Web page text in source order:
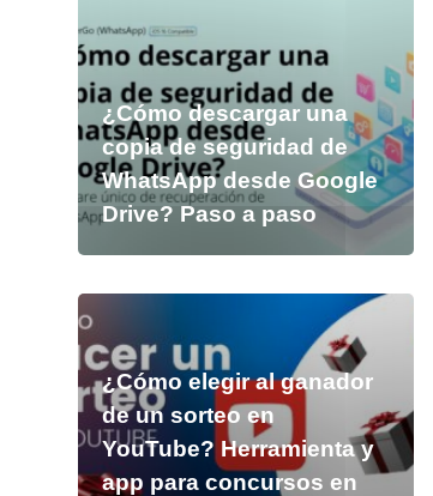
¿Cómo descargar una
copia de seguridad de
WhatsApp desde Google
Drive? Paso a paso
¿Cómo elegir al ganador
de un sorteo en
YouTube? Herramienta y
app para concursos en